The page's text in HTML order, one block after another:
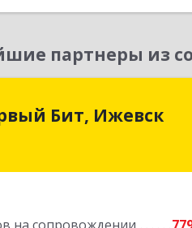
партнеры из
Бит, Ижевск
Бит,
Удмуртская Респ, Ижевск